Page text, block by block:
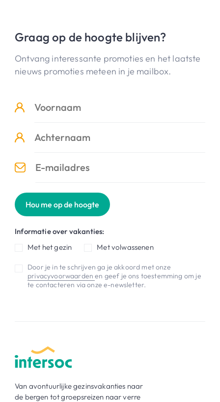
Graag op de hoogte blijven?
Ontvang interessante promoties en het laatste
nieuws promoties meteen in je mailbox.
Hou me op de hoogte
Informatie over vakanties:
Met het gezin
Met volwassenen
Door je in te schrijven ga je akkoord met onze
privacyvoorwaardenen geef je ons toestemming om je
te contacteren via onze e-newsletter.
Van avontuurlijke gezinsvakanties naar
de bergen tot groepsreizen naar verre